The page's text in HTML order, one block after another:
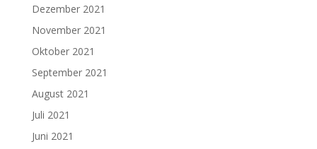
Dezember 2021
November 2021
Oktober 2021
September 2021
August 2021
Juli 2021
Juni 2021